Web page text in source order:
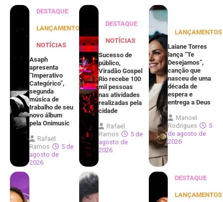
DESTAQUE
LANÇAMENTOS
NOTÍCIAS
Asaph
apresenta
“Imperativo
Categórico”,
segunda
música de
trabalho de seu
novo álbum
pela Onimusic
Rafael
Ramos
5 de
agosto de
2026
DESTAQUE
NOTÍCIAS
Sucesso de
público,
Viradão Gospel
Rio recebe 100
mil pessoas
nas atividades
realizadas pela
cidade
Rafael
Ramos
5 de
agosto de
2026
LANÇAMENTOS
Laiane Torres
lança “Te
Desejamos”,
canção que
nasceu de uma
década de
espera e
entrega a Deus
Manoel
Rodrigues
5
de agosto de
2026
DESTAQUE
LANÇAMENTOS